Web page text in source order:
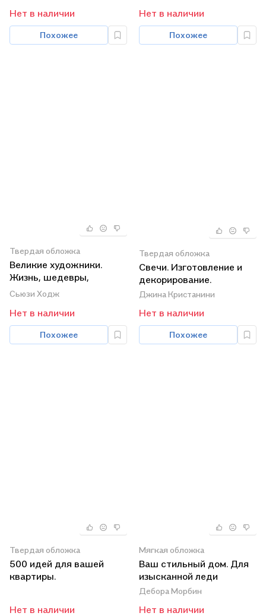
Нет в наличии
Похожее
Нет в наличии
Похожее
Твердая обложка
Великие художники.
Жизнь, шедевры,
направления, стили.
Сьюзи Ходж
Нет в наличии
Похожее
Твердая обложка
Свечи. Изготовление и
декорирование.
Джина Кристанини
Нет в наличии
Похожее
Твердая обложка
500 идей для вашей
квартиры.
Нет в наличии
Мягкая обложка
Ваш стильный дом. Для
изысканной леди
Дебора Морбин
Нет в наличии